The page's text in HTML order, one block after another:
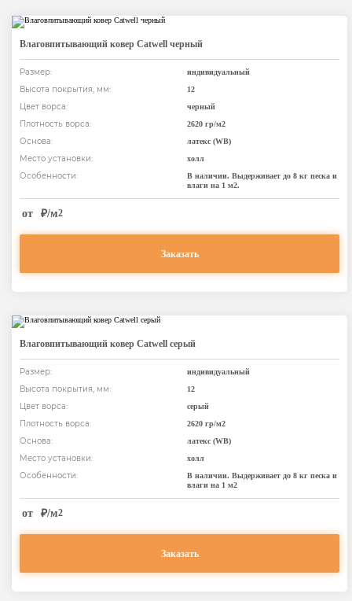
Влаговпитывающий ковер Catwell черный
Размер: индивидуальный
Высота покрытия, мм: 12
Цвет ворса: черный
Плотность ворса: 2620 гр/м2
Основа: латекс (WB)
Место установки: холл
Особенности:
В наличии. Выдерживает до 8 кг песка и
влаги на 1 м2.
от ₽/м2
Заказать
Влаговпитывающий ковер Catwell серый
Размер: индивидуальный
Высота покрытия, мм: 12
Цвет ворса: серый
Плотность ворса: 2620 гр/м2
Основа: латекс (WB)
Место установки: холл
Особенности:
В наличии. Выдерживает до 8 кг песка и
влаги на 1 м2
от ₽/м2
Заказать